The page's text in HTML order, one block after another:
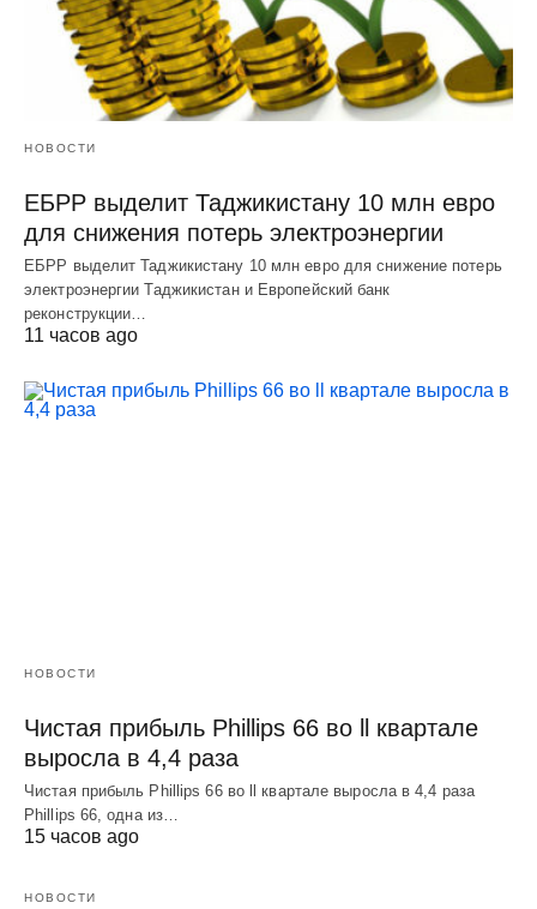
НОВОСТИ
ЕБРР выделит Таджикистану 10 млн евро
для снижения потерь электроэнергии
ЕБРР выделит Таджикистану 10 млн евро для снижение потерь
электроэнергии Таджикистан и Европейский банк
реконструкции…
11 часов ago
НОВОСТИ
Чистая прибыль Phillips 66 во ll квартале
выросла в 4,4 раза
Чистая прибыль Phillips 66 во ll квартале выросла в 4,4 раза
Phillips 66, одна из…
15 часов ago
НОВОСТИ